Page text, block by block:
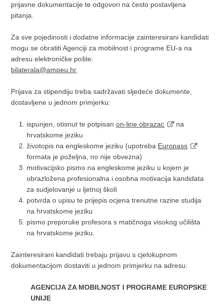
prijavne dokumentacije te odgovori na često postavljena
pitanja.
Za sve pojedinosti i dodatne informacije zainteresirani kandidati
mogu se obratiti Agenciji za mobilnost i programe EU-a na
adresu elektroničke pošte:
bilaterala@ampeu.hr
Prijava za stipendiju treba sadržavati sljedeće dokumente,
dostavljene u jednom primjerku:
ispunjen, otisnut te potpisanon-line obrazac
na
hrvatskome jeziku
životopis na engleskome jeziku (upotreba Europass
formata je poželjna, no nije obvezna)
motivacijsko pismo na engleskome jeziku u kojem je
obrazložena profesionalna i osobna motivacija kandidata
za sudjelovanje u ljetnoj školi
potvrda o upisu te prijepis ocjena trenutne razine studija
na hrvatskome jeziku
pismo preporuke profesora s matičnoga visokog učilišta
na hrvatskome jeziku.
Zainteresirani kandidati trebaju prijavu s cjelokupnom
dokumentacijom dostaviti u jednom primjerku na adresu:
AGENCIJA ZA MOBILNOST I PROGRAME EUROPSKE
UNIJE